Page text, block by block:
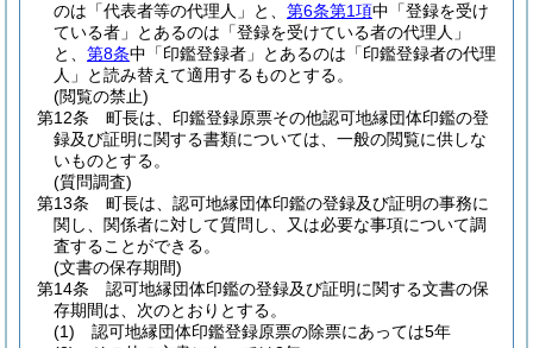
のは「代表者等の代理人」と、 第6条第1項中「登録を受け
ている者」とあるのは「登録を受けている者の代理人」
と、 第8条中「印鑑登録者」とあるのは「印鑑登録者の代理
人」と読み替えて適用するものとする。
(閲覧の禁止)
第12条
町長は、印鑑登録原票その他認可地縁団体印鑑の登
録及び証明に関する書類については、一般の閲覧に供しな
いものとする。
(質問調査)
第13条
町長は、認可地縁団体印鑑の登録及び証明の事務に
関し、関係者に対して質問し、又は必要な事項について調
査することができる。
(文書の保存期間)
第14条
認可地縁団体印鑑の登録及び証明に関する文書の保
存期間は、次のとおりとする。
(1)
認可地縁団体印鑑登録原票の除票にあっては5年